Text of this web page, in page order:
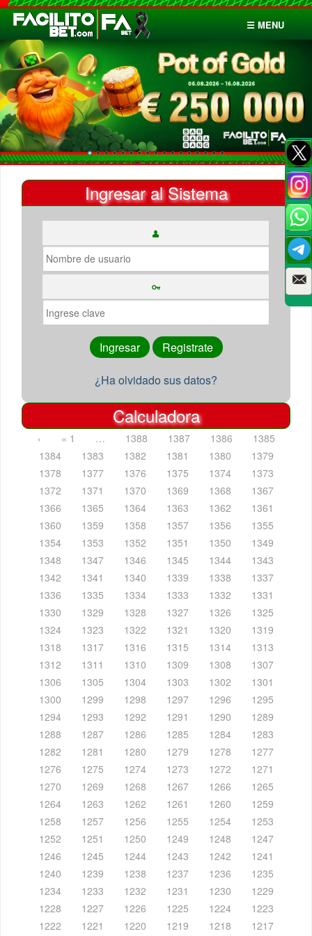
☰ MENU
Inicio
Apuestas
Cuentas
Ingresar al Sistema
¿Ha olvidado sus datos?
Calculadora
‹ « 1 … 1388 1387 1386
1385
1384
1383 1382 1381 1380
1379
1378
1377 1376 1375 1374
1373
1372
1371 1370 1369 1368
1367
1366
1365 1364 1363 1362
1361
1360
1359 1358 1357 1356
1355
1354
1353 1352 1351 1350
1349
1348
1347 1346 1345 1344
1343
1342
1341 1340 1339 1338
1337
1336
1335 1334 1333 1332
1331
1330
1329 1328 1327 1326
1325
1324
1323 1322 1321 1320
1319
1318
1317 1316 1315 1314
1313
1312
1311 1310 1309 1308
1307
1306
1305 1304 1303 1302
1301
1300
1299 1298 1297 1296
1295
1294
1293 1292 1291 1290
1289
1288
1287 1286 1285 1284
1283
1282
1281 1280 1279 1278
1277
1276
1275 1274 1273 1272
1271
1270
1269 1268 1267 1266
1265
1264
1263 1262 1261 1260
1259
1258
1257 1256 1255 1254
1253
1252
1251 1250 1249 1248
1247
1246
1245 1244 1243 1242
1241
1240
1239 1238 1237 1236
1235
1234
1233 1232 1231 1230
1229
1228
1227 1226 1225 1224
1223
1222
1221 1220 1219 1218
1217